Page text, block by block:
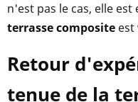
n'est pas le cas, elle est
terrasse composite
Retour
tenue de la